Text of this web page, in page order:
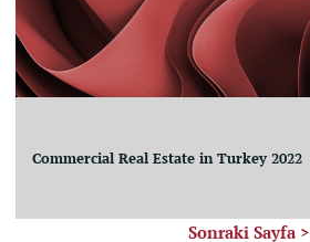
Commercial Real Estate in Turkey 2022
Sonraki Sayfa >